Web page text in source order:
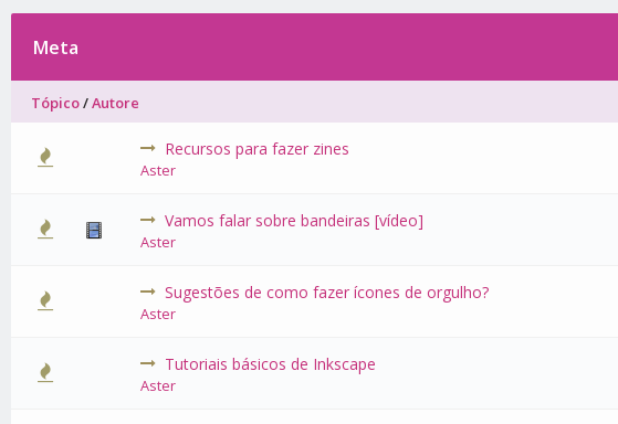
Meta
Tópico/Autore
Recursos para fazer zines
Aster
Vamos falar sobre bandeiras [vídeo]
Aster
Sugestões de como fazer ícones de orgulho?
Aster
0 Voto(s) - 0 de 5 na
Tutoriais básicos de Inkscape
Aster